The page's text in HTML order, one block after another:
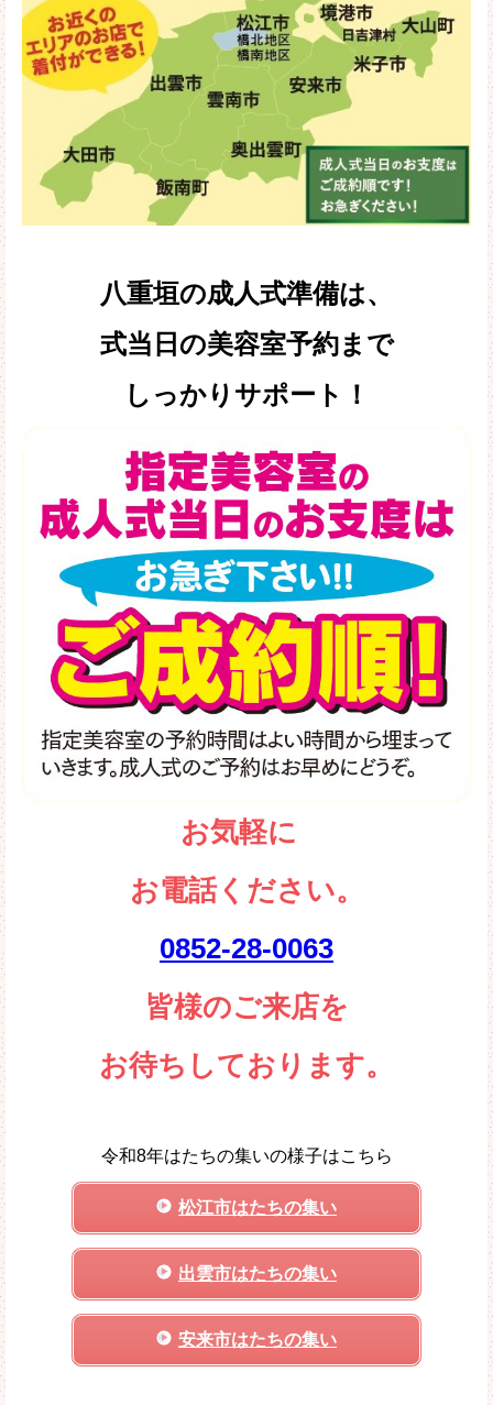
八重垣の成人式準備は、
式当日の美容室予約まで
しっかりサポート！
お気軽に
お電話ください。
0852-28-0063
皆様のご来店を
お待ちしております。
令和8年はたちの集いの様子はこちら
松江市はたちの集い
出雲市はたちの集い
安来市はたちの集い